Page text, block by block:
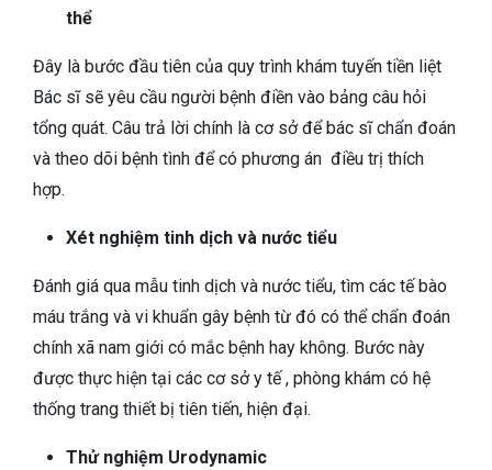
thể
Đây là bước đầu tiên của quy trình khám tuyến tiền liệt
Bác sĩ sẽ yêu cầu người bệnh điền vào bảng câu hỏi
tổng quát. Câu trả lời chính là cơ sở để bác sĩ chẩn đoán
và theo dõi bệnh tình để có phương án điều trị thích
hợp.
Xét nghiệm tinh dịch và nước tiểu
Đánh giá qua mẫu tinh dịch và nước tiểu, tìm các tế bào
máu trắng và vi khuẩn gây bệnh từ đó có thể chẩn đoán
chính xã nam giới có mắc bệnh hay không. Bước này
được thực hiện tại các cơ sở y tế , phòng khám có hệ
thống trang thiết bị tiên tiến, hiện đại.
Thử nghiệm Urodynamic